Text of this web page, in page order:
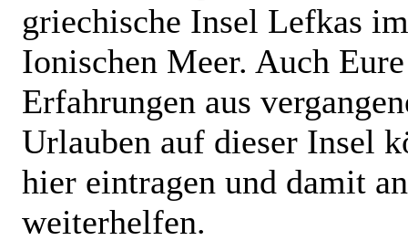
griechische Insel Lefkas im
Ionischen Meer. Auch Eure
Erfahrungen aus
Urlauben auf dieser Insel
hier eintragen und damit
weiterhelfen.